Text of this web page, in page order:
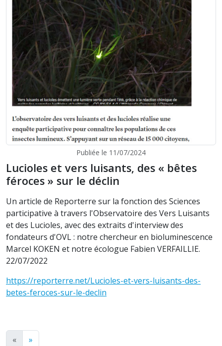
Publiée le 11/07/2024
Lucioles et vers luisants, des « bêtes
féroces » sur le déclin
Un article de Reporterre sur la fonction des Sciences
participative à travers l'Observatoire des Vers Luisants
et des Lucioles, avec des extraits d'interview des
fondateurs d'OVL : notre chercheur en bioluminescence
Marcel KOKEN et notre écologue Fabien VERFAILLIE.
22/07/2022
https://reporterre.net/Lucioles-et-vers-luisants-des-
betes-feroces-sur-le-declin
« »